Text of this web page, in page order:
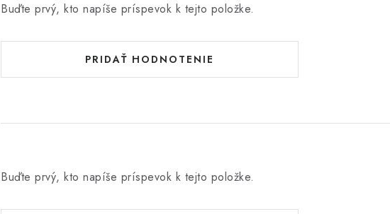
Buďte prvý, kto napíše príspevok k tejto položke.
PRIDAŤ HODNOTENIE
Buďte prvý, kto napíše príspevok k tejto položke.